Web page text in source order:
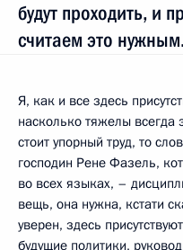
будут проходить, и
считаем это нужным.
Я, как и все здесь
насколько тяжелы всегда
стоит упорный труд, то
господин Рене Фазель,
во всех языках, –
вещь, она нужна, кстати
уверен, здесь
будущие политики,